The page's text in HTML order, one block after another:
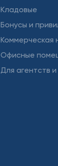
Кладовые
Бонусы и
Коммерческая
Офисные
Для агентств